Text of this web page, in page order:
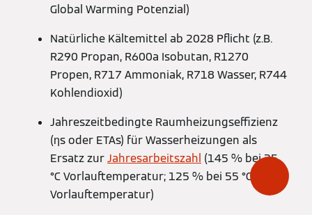
Global Warming Potenzial)
Natürliche Kältemittel ab 2028 Pflicht (z.B.
R290 Propan, R600a Isobutan, R1270
Propen, R717 Ammoniak, R718 Wasser, R744
Kohlendioxid)
Jahreszeitbedingte Raumheizungseffizienz
(ƞs oder ETAs) für Wasserheizungen als
Ersatz zurJahresarbeitszahl (145 % bei 35
°C Vorlauftemperatur; 125 % bei 55 °C
Vorlauftemperatur)